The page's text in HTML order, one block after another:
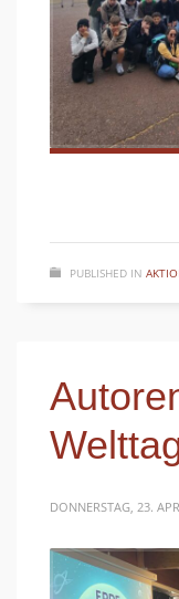
PUBLISHED IN
DONNERSTAG, 23.